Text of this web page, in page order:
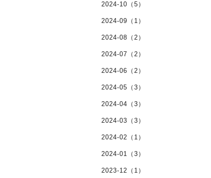
2024-10（5）
2024-09（1）
2024-08（2）
2024-07（2）
2024-06（2）
2024-05（3）
2024-04（3）
2024-03（3）
2024-02（1）
2024-01（3）
2023-12（1）